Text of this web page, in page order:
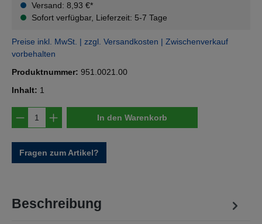
Versand: 8,93 €*
Sofort verfügbar, Lieferzeit: 5-7 Tage
Preise inkl. MwSt. | zzgl. Versandkosten | Zwischenverkauf
vorbehalten
Produktnummer: 951.0021.00
Inhalt: 1
Produkt Anzahl: Gib den gewünschten
In den Warenkorb
Fragen zum Artikel?
Beschreibung